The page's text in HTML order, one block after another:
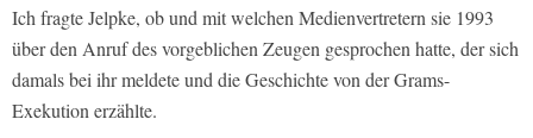
Ich fragte Jelpke, ob und mit welchen Medienvertretern sie 1993
über den Anruf des vorgeblichen Zeugen gesprochen hatte, der sich
damals bei ihr meldete und die Geschichte von der Grams-
Exekution erzählte.